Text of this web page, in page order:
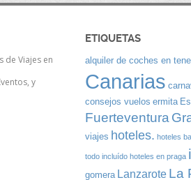
de Viajes en
y
ETIQUETAS
alquiler de coches en
Canarias
consejos vuelos ermita
Fuerteventura
viajes hoteles. hoteles
todo incluído hoteles en praga
gomera Lanzarote La